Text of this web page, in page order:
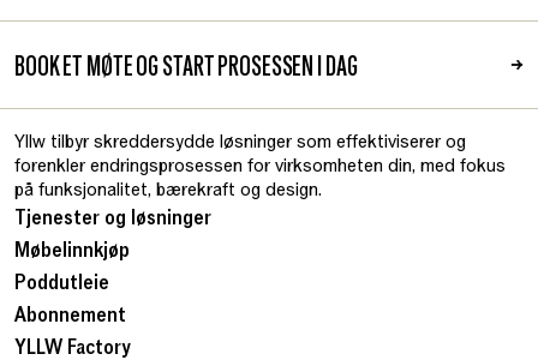
BOOK ET MØTE OG START PROSESSEN I DAG →
Yllw tilbyr skreddersydde løsninger som effektiviserer og
forenkler endringsprosessen for virksomheten din, med fokus
på funksjonalitet, bærekraft og design.
Tjenester og løsninger
Møbelinnkjøp
Poddutleie
Abonnement
YLLW Factory